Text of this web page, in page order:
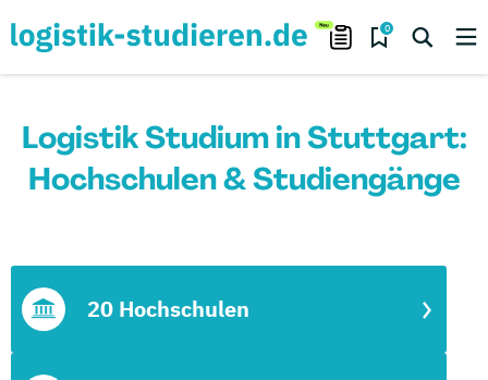
0
Logistik Studium in Stuttgart:
Hochschulen & Studiengänge
20 Hochschulen